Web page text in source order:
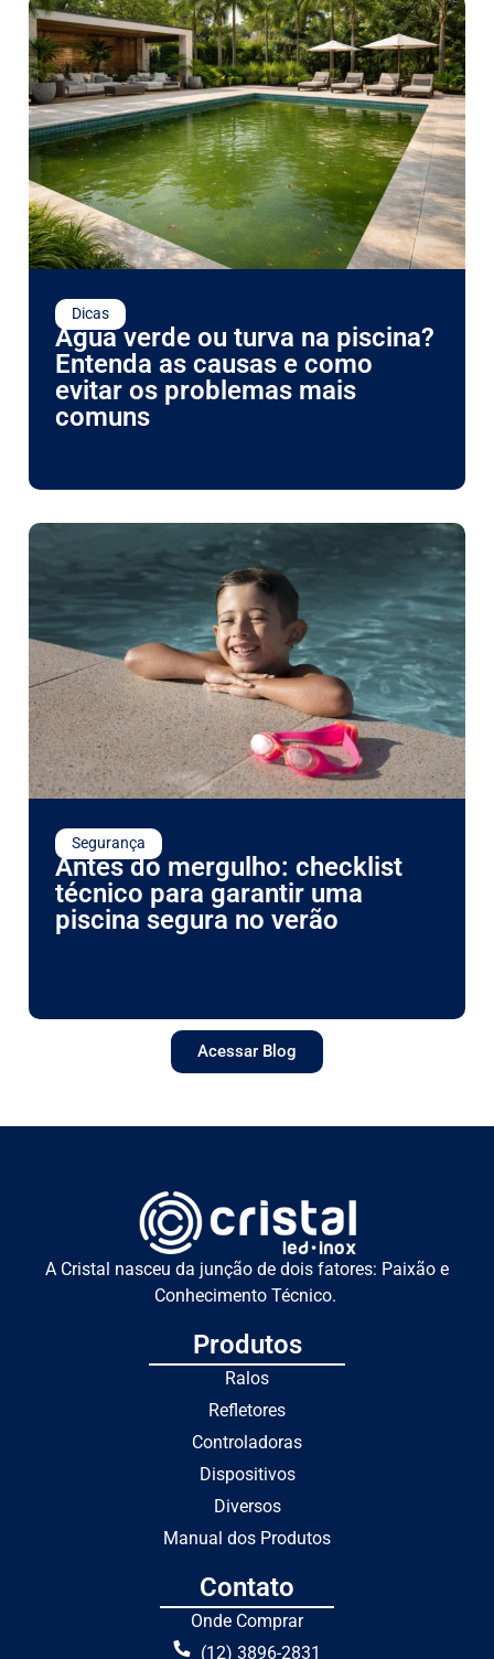
Dicas
Água verde ou turva na piscina?
Entenda as causas e como
evitar os problemas mais
comuns
Segurança
Antes do mergulho: checklist
técnico para garantir uma
piscina segura no verão
Acessar Blog
A Cristal nasceu da junção de dois fatores: Paixão e
Conhecimento Técnico.
Produtos
Ralos
Refletores
Controladoras
Dispositivos
Diversos
Manual dos Produtos
Contato
Onde Comprar
(12) 3896-2831